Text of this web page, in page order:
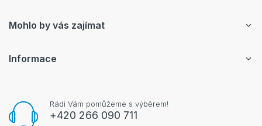
Rádi Vám pomůžeme s výběrem!
+420 266 090 711
Mohlo by vás zajímat
Informace